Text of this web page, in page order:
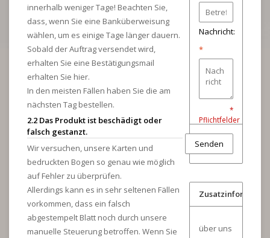
innerhalb weniger Tage! Beachten Sie,
dass, wenn Sie eine Banküberweisung
wählen, um es einige Tage länger dauern.
Sobald der Auftrag versendet wird,
erhalten Sie eine Bestätigungsmail
erhalten Sie hier.
In den meisten Fällen haben Sie die am
nächsten Tag bestellen.
2.2 Das Produkt ist beschädigt oder
falsch gestanzt.
Wir versuchen, unsere Karten und
bedruckten Bogen so genau wie möglich
auf Fehler zu überprüfen.
Allerdings kann es in sehr seltenen Fällen
vorkommen, dass ein falsch
abgestempelt Blatt noch durch unsere
manuelle Steuerung betroffen. Wenn Sie
Nachricht:
*
*
Pflichtfelder
Senden
Zusatzinformation
über uns